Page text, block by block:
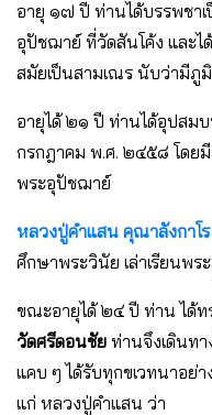
อายุ ๑๗ ปี ท่านได้บรรพชา
อุปัชฌาย์ ที่วัดสันโค้ง และไ
สมัยเป็นสามเณร นับว่ามีภู
อายุได้ ๒๑ ปี ท่านได้อุปสม
กรกฎาคม พ.ศ. ๒๔๕๘ โดย
พระอุปัชฌาย์
หลวงปู่คําแสน คุณาลังกาโร
ศึกษาพระวินัย เล่าเรียนพร
ขณะอายุได้ ๒๔ ปี ท่าน ได้ท
วัดศรีดอนชัย ท่านจึงเดินท
แคบ ๆ ได้รับทุกขเวทนาอย่
แก่ หลวงปู่คําแสน ว่า